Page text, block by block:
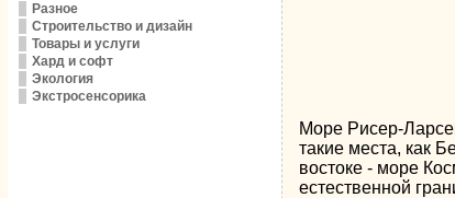
Разное
Строительство и дизайн
Товары и услуги
Хард и софт
Экология
Экстросенсорика
Море Рисер-
такие места, как
востоке - море
естественной